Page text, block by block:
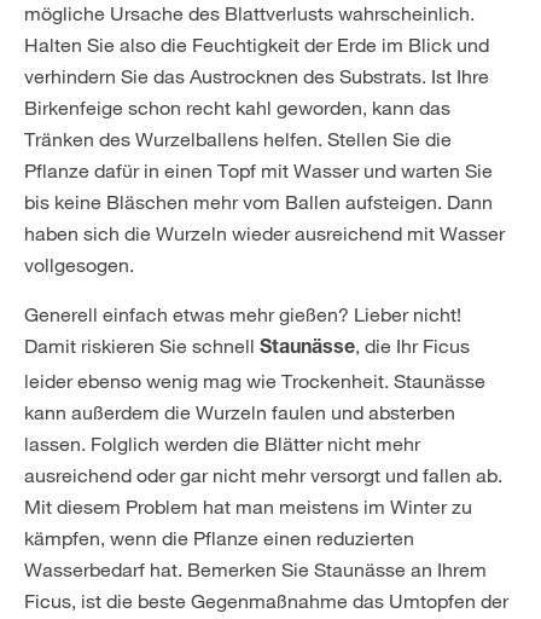
mögliche Ursache des Blattverlusts wahrscheinlich.
Halten Sie also die Feuchtigkeit der Erde im Blick und
verhindern Sie das Austrocknen des Substrats. Ist Ihre
Birkenfeige schon recht kahl geworden, kann das
Tränken des Wurzelballens helfen. Stellen Sie die
Pflanze dafür in einen Topf mit Wasser und warten Sie
bis keine Bläschen mehr vom Ballen aufsteigen. Dann
haben sich die Wurzeln wieder ausreichend mit Wasser
vollgesogen.
Generell einfach etwas mehr gießen? Lieber nicht!
Damit riskieren Sie schnell Staunässe, die Ihr Ficus
leider ebenso wenig mag wie Trockenheit. Staunässe
kann außerdem die Wurzeln faulen und absterben
lassen. Folglich werden die Blätter nicht mehr
ausreichend oder gar nicht mehr versorgt und fallen ab.
Mit diesem Problem hat man meistens im Winter zu
kämpfen, wenn die Pflanze einen reduzierten
Wasserbedarf hat. Bemerken Sie Staunässe an Ihrem
Ficus, ist die beste Gegenmaßnahme das Umtopfen der